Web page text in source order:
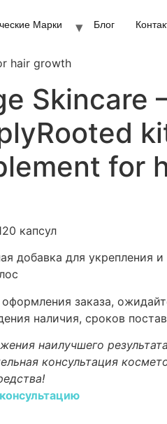
Марки Блог
hair growth
Skincare
for
капсул
добавка для укрепления
заказа,
наличия, сроков
наилучшего
консультация